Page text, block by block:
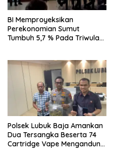
BI Memproyeksikan
Perekonomian Sumut
Tumbuh 5,7 % Pada Triwulan
Polsek Lubuk Baja Amankan
Dua Tersangka Beserta 74
Cartridge Vape Mengandung